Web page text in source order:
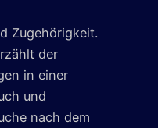
Zugehörigkeit.
der
in einer
und
nach dem